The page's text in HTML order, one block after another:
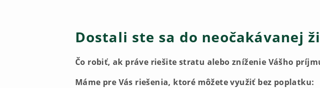
Dostali ste sa do neočakávanej
Čo robiť, ak práve riešite stratu alebo zníženie Vášho
Máme pre Vás riešenia, ktoré môžete využiť bez poplatku: